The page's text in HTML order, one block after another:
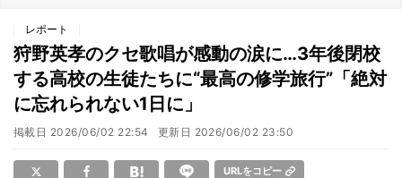
レポート
狩野英孝のクセ歌唱が感動の涙に…3年後閉校
する高校の生徒たちに“最高の修学旅行”「絶対
に忘れられない1日に」
掲載日 2026/06/02 22:54 更新日 2026/06/02 23:50
URLをコピー